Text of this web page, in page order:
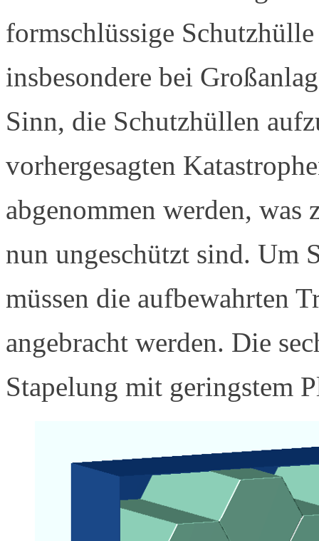
formschlüssige
insbesondere bei
Sinn, die Schutzhüllen
vorhergesagten
abgenommen werden, was
nun ungeschützt sind. Um
müssen die aufbewahrten
angebracht werden. Die
Stapelung mit geringstem